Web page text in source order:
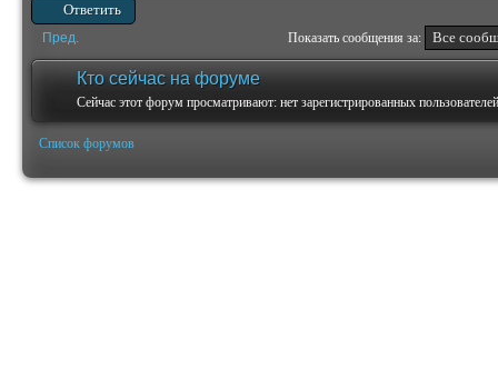
Ответить
Пред. Показать сообщения за:
Кто сейчас на форуме
Сейчас этот форум просматривают: нет зарегистрированных
Список форумов